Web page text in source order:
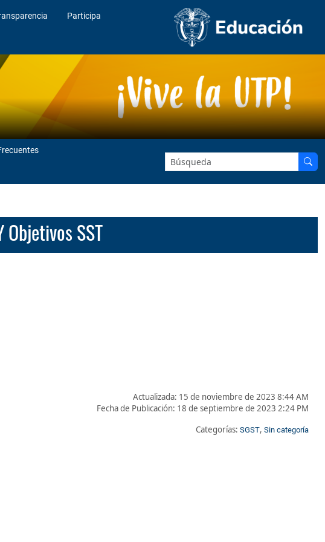
Participa
Buscar en el sitio:
Objetivos SST
Actualizada: 15 de noviembre de 2023 8:44 AM
Fecha de Publicación: 18 de septiembre de 2023 2:24 PM
Categorías: SGST, Sin categoría